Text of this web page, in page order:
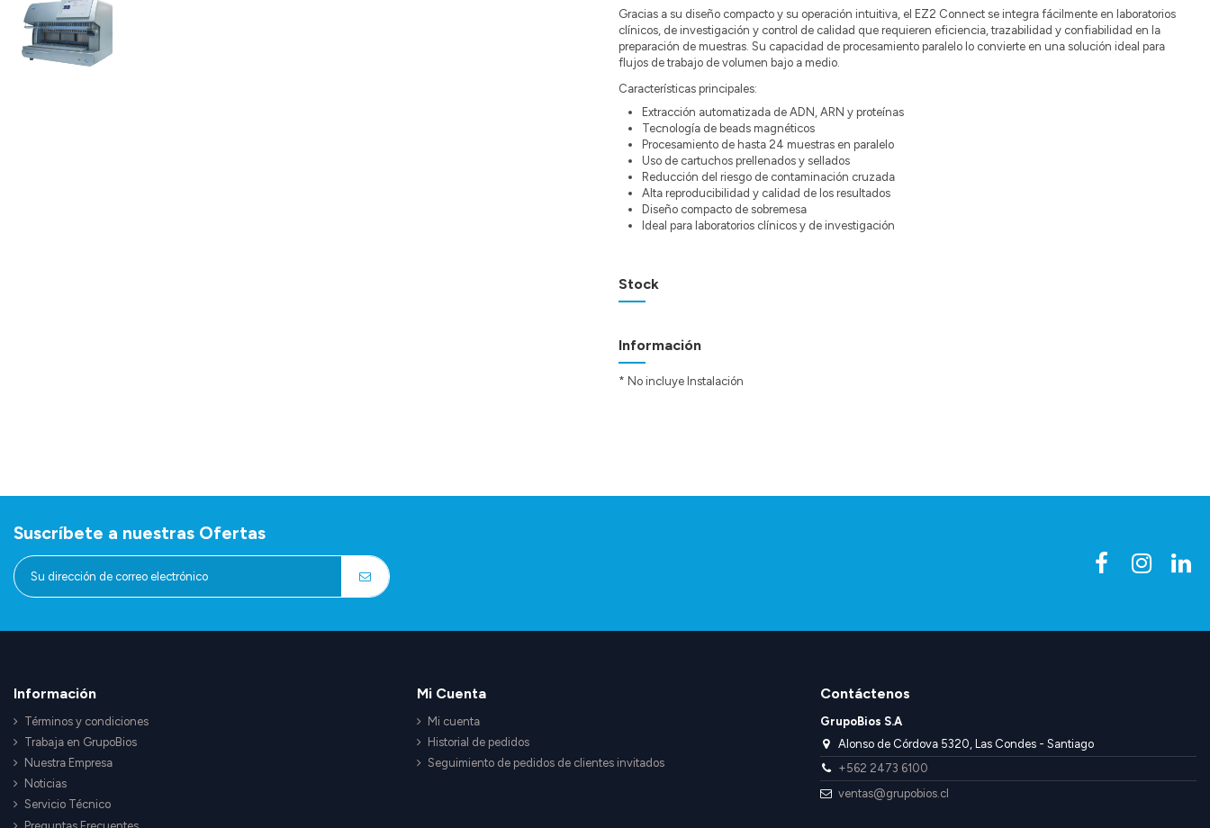
Gracias a su diseño compacto y su operación intuitiva, el EZ2 Connect se integra fácilmente en laboratorios
clínicos, de investigación y control de calidad que requieren eficiencia, trazabilidad y confiabilidad en la
preparación de muestras. Su capacidad de procesamiento paralelo lo convierte en una solución ideal para
flujos de trabajo de volumen bajo a medio.
Características principales:
Extracción automatizada de ADN, ARN y proteínas
Tecnología de beads magnéticos
Procesamiento de hasta 24 muestras en paralelo
Uso de cartuchos prellenados y sellados
Reducción del riesgo de contaminación cruzada
Alta reproducibilidad y calidad de los resultados
Diseño compacto de sobremesa
Ideal para laboratorios clínicos y de investigación
Stock
Información
* No incluye Instalación
Suscríbete a nuestras Ofertas
Información
Términos y condiciones
Trabaja en GrupoBios
Nuestra Empresa
Noticias
Servicio Técnico
Mi Cuenta
Mi cuenta
Historial de pedidos
Seguimiento de pedidos de clientes invitados
Contáctenos
GrupoBios S.A
Alonso de Córdova 5320, Las Condes - Santiago
+562 2473 6100
ventas@grupobios.cl